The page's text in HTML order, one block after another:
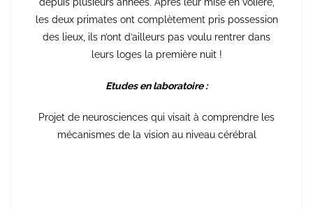
les deux primates ont complètement pris possession
des lieux, ils n’ont d’ailleurs pas voulu rentrer dans
leurs loges la première nuit !
Etudes en laboratoire :
Projet de neurosciences qui visait à comprendre les
mécanismes de la vision au niveau cérébral